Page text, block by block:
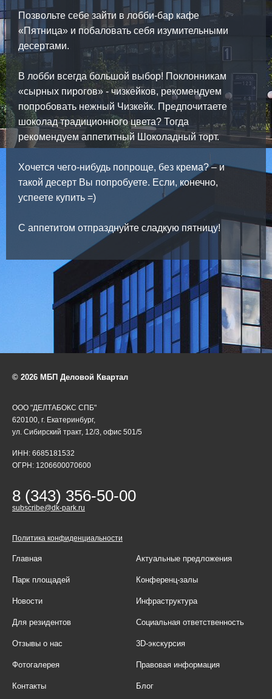
Позвольте себе зайти в лобби-бар кафе
«Пятница» и побаловать себя изумительными
десертами.
В лобби всегда большой выбор! Поклонникам
«сырных пирогов» - чизкейков, рекомендуем
попробовать нежный Чизкейк. Предпочитаете
шоколад традиционного цвета? Тогда
рекомендуем аппетитный Шоколадный торт.
Хочется чего-нибудь попроще, без крема? – и
такой десерт Вы попробуете. Если, конечно,
успеете купить =)
С аппетитом отпразднуйте сладкую пятницу!
© 2026 МБП Деловой Квартал
ООО "ДЕЛТАБОКС СПБ"
620100, г. Екатеринбург,
ул. Сибирский тракт, 12/3, офис 501/5
ИНН: 6685181532
ОГРН: 1206600070600
8 (343) 356-50-00
subscribe@dk-park.ru
Политика конфиденциальности
Главная Актуальные предложения
Парк площадей Конференц-залы
Новости Инфраструктура
Для резидентов Социальная ответственность
Отзывы о нас 3D-экскурсия
Фотогалерея Правовая информация
Контакты Блог